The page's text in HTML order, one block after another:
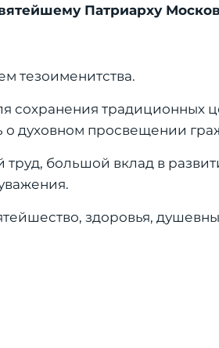
Патриарху
тезоименитства.
сохранения традиционных
о духовном просвещении
большой вклад в
здоровья,